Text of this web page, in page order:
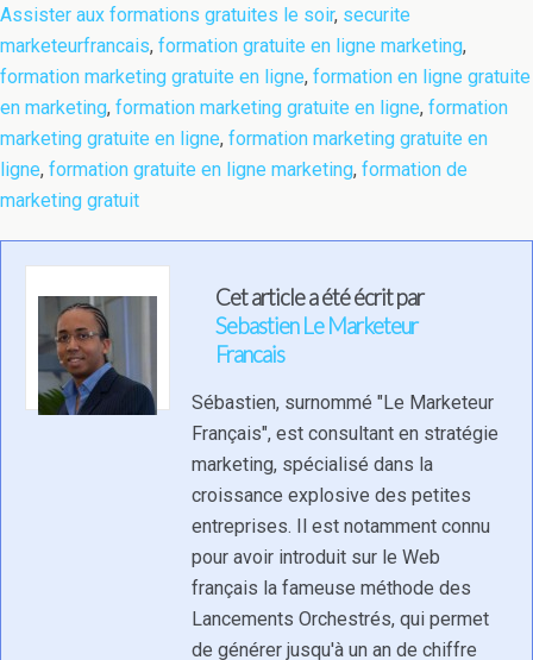
Assister aux formations gratuites le soir, securite
marketeurfrancais, formation gratuite en ligne marketing,
formation marketing gratuite en ligne, formation en ligne gratuite
en marketing, formation marketing gratuite en ligne, formation
marketing gratuite en ligne, formation marketing gratuite en
ligne, formation gratuite en ligne marketing, formation de
marketing gratuit
Cet article a été écrit par
Sebastien Le Marketeur
Francais
Sébastien, surnommé "Le Marketeur
Français", est consultant en stratégie
marketing, spécialisé dans la
croissance explosive des petites
entreprises. Il est notamment connu
pour avoir introduit sur le Web
français la fameuse méthode des
Lancements Orchestrés, qui permet
de générer jusqu'à un an de chiffre